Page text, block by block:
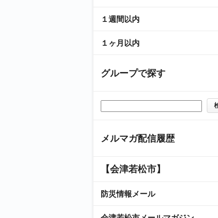
１週間以内
１ヶ月以内
グループで探す
メルマガ配信履歴
【会津若松市】
防災情報メール